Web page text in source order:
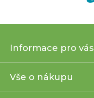
p
t
Informace pro vás
Vše o nákupu